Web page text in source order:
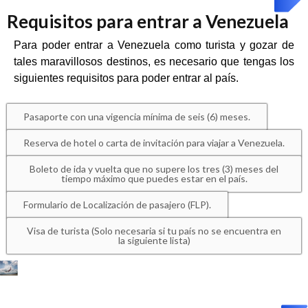
Requisitos para entrar a Venezuela
Para poder entrar a Venezuela como turista y gozar de
tales maravillosos destinos, es necesario que tengas los
siguientes requisitos para poder entrar al país.
Pasaporte con una vigencia mínima de seis (6) meses.
Reserva de hotel o carta de invitación para viajar a Venezuela.
Boleto de ida y vuelta que no supere los tres (3) meses del
tiempo máximo que puedes estar en el país.
Formulario de Localización de pasajero (FLP).
Visa de turista (Solo necesaria si tu país no se encuentra en
la siguiente lista)